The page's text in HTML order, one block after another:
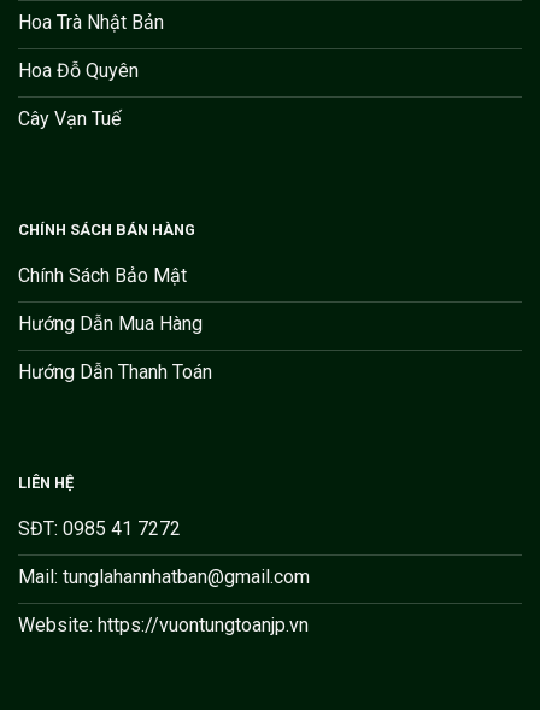
Hoa Trà Nhật Bản
Hoa Đỗ Quyên
Cây Vạn Tuế
CHÍNH SÁCH BÁN HÀNG
Chính Sách Bảo Mật
Hướng Dẫn Mua Hàng
Hướng Dẫn Thanh Toán
LIÊN HỆ
SĐT: 0985 41 7272
Mail: tunglahannhatban@gmail.com
Website: https://vuontungtoanjp.vn